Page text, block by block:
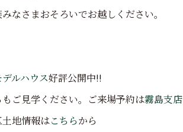
なさまおそろいでお越しください。
ルハウス好評公開中!!
ご見学ください。ご来場予約は霧島支店
地情報はこちらから